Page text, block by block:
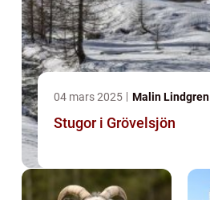
04 mars 2025 Malin Lindgren
Stugor i Grövelsjön